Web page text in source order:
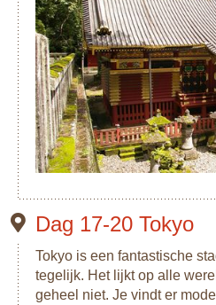
Dag 17-20 Tokyo
Tokyo is een fantastische
tegelijk. Het lijkt op alle
geheel niet. Je vindt er